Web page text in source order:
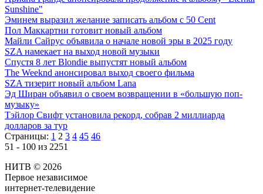
Sunshine"
Эминем выразил желание записать альбом с 50 Cent
Пол Маккартни готовит новый альбом
Майли Сайрус объявила о начале новой эры в 2025 году
SZA намекает на выход новой музыки
Спустя 8 лет Blondie выпустят новый альбом
The Weeknd анонсировал выход своего фильма
SZA тизерит новый альбом Lana
Эд Ширан объявил о своем возвращении в «большую поп-
музыку»
Тэйлор Свифт установила рекорд, собрав 2 миллиарда
долларов за тур
Страницы: 1 2 3 4 45 46
51 - 100 из 2251
НИТВ © 2026
Первое независимое
интернет-телевидение